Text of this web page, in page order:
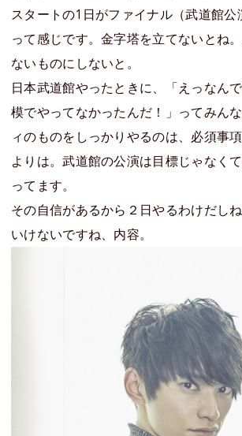
スタートの1日がファイナル（武道館公
って感じです。金字塔を立てないとね
ないものにしないと。
日本武道館やったときに、「えっなん
模でやってなかったんだ！」ってみん
ィのものをしっかりやるのは、必須事
よりは。武道館の公演は目標じゃなく
ってます。
その自信があるから２日やるわけだし
いけないですね、内容。